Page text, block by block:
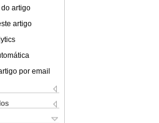
artigo
artigo
por email